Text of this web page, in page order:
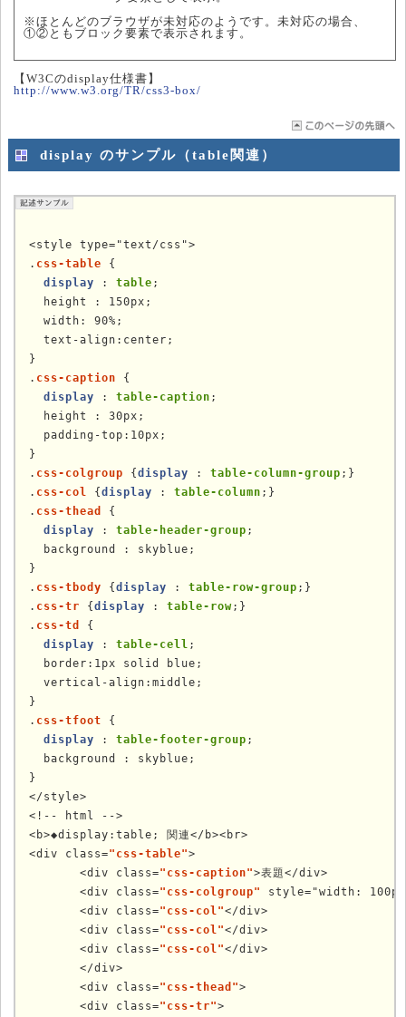
※ほとんどのブラウザが未対応のようです。未対応の場合、
①②ともブロック要素で表示されます。
【W3Cのdisplay仕様書】
http://www.w3.org/TR/css3-box/
display のサンプル（table関連）
<style type="text/css">
. css-table {
display : table ;
  height : 150px;
  width: 90%;
  text-align:center;
}
. css-caption {
display : table-caption ;
  height : 30px;
  padding-top:10px;
}
. css-colgroup {display : table-column-group ;}
. css-col {display : table-column ;}
. css-thead
{
display : table-header-group ;
  background : skyblue;
}
. css-tbody {display : table-row-group ;}
. css-tr {display : table-row;}
. css-td
{
display : table-cell ;
  border:1px solid blue;
  vertical-align:middle;
}
. css-tfoot {
display : table-footer-group ;
  background : skyblue;
}
</style>
<!-- html -->
<b>◆display:table; 関連</b><br>
<div class="css-table">
	<div class=
"css-caption">表題</div>
	<div class=
"css-colgroup"
style="width:
	<div class=
"css-col"</div>
	<div class=
"css-col"</div>
	<div class=
"css-col"</div>
	<div class=
"css-thead">
	<div class=
"css-tr">